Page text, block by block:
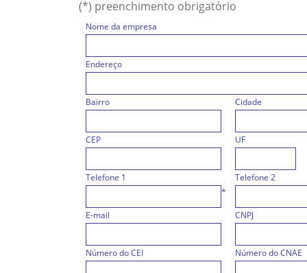
(*) preenchimento obrigatório
Nome da empresa
Endereço
Bairro Cidade
CEP UF
Telefone 1
*
Telefone 2
E-mail CNPJ
Número do CEI Número do CNAE